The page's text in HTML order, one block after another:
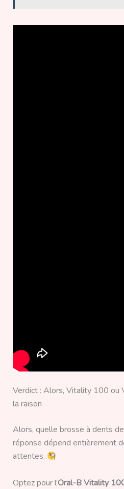
Verdict : Alors, Vitality 100 ou
la raison
Alors, quelle brosse à dents
réponse dépend entièrement
attentes.
Optez pour l’Oral-B Vitality